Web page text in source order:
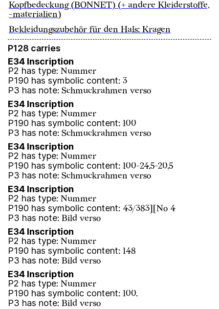
Kopfbedeckung (BONNET) (+ andere Kleiderstoffe,
-materialien)
Bekleidungszubehör für den Hals: Kragen
P128 carries
E34 Inscription
P2 has type: Nummer
P190 has symbolic content: 3
P3 has note: Schmuckrahmen verso
E34 Inscription
P2 has type: Nummer
P190 has symbolic content: 100
P3 has note: Schmuckrahmen verso
E34 Inscription
P2 has type: Nummer
P190 has symbolic content: 100-24,5-20,5
P3 has note: Schmuckrahmen verso
E34 Inscription
P2 has type: Nummer
P190 has symbolic content: 43/383][No 4
P3 has note: Bild verso
E34 Inscription
P2 has type: Nummer
P190 has symbolic content: 148
P3 has note: Bild verso
E34 Inscription
P2 has type: Nummer
P190 has symbolic content: 100.
P3 has note: Bild verso